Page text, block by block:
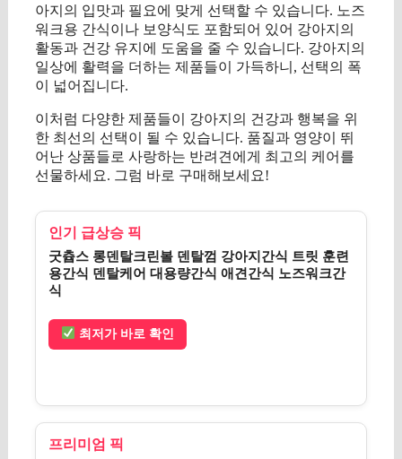
아지의 입맛과 필요에 맞게 선택할 수 있습니다. 노즈
워크용 간식이나 보양식도 포함되어 있어 강아지의
활동과 건강 유지에 도움을 줄 수 있습니다. 강아지의
일상에 활력을 더하는 제품들이 가득하니, 선택의 폭
이 넓어집니다.
이처럼 다양한 제품들이 강아지의 건강과 행복을 위
한 최선의 선택이 될 수 있습니다. 품질과 영양이 뛰
어난 상품들로 사랑하는 반려견에게 최고의 케어를
선물하세요. 그럼 바로 구매해보세요!
인기 급상승 픽
굿츕스 롱덴탈크린볼 덴탈껌 강아지간식 트릿 훈련
용간식 덴탈케어 대용량간식 애견간식 노즈워크간
식
최저가 바로 확인
프리미엄 픽